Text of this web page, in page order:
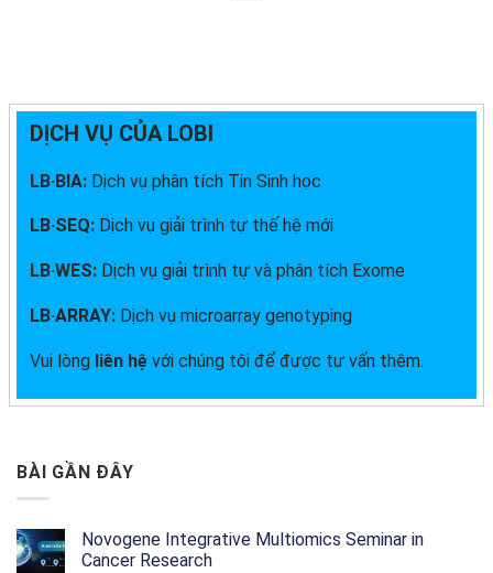
DỊCH VỤ CỦA LOBI
LB·BIA: Dịch vụ phân tích Tin Sinh học
LB·SEQ: Dịch vụ giải trình tự thế hệ mới
LB·WES: Dịch vụ giải trình tự và phân tích Exome
LB·ARRAY: Dịch vụ microarray genotyping
Vui lòng liên hệ với chúng tôi để được tư vấn thêm.
BÀI GẦN ĐÂY
Novogene Integrative Multiomics Seminar in
Cancer Research